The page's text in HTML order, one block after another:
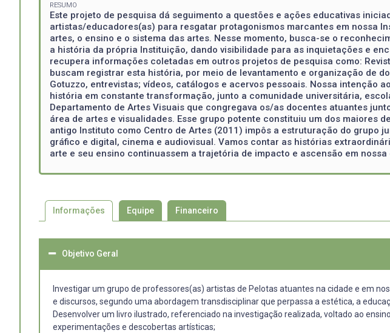
RESUMO
Este projeto de pesquisa dá seguimento a questões e ações educativas
artistas/educadores(as) para resgatar protagonismos marcantes em nossa
artes, o ensino e o sistema das artes. Nesse momento, busca-se o
a história da própria Instituição, dando visibilidade para as inquietações e
recupera informações coletadas em outros projetos de pesquisa como:
buscam registrar esta história, por meio de levantamento e organização de
Gotuzzo, entrevistas; vídeos, catálogos e acervos pessoais. Nossa intenção
história em constante transformação, junto a comunidade universitária,
Departamento de Artes Visuais que congregava os/as docentes atuantes
área de artes e visualidades. Esse grupo potente constituiu um dos maiores
antigo Instituto como Centro de Artes (2011) impôs a estruturação do
gráfico e digital, cinema e audiovisual. Vamos contar as histórias
arte e seu ensino continuassem a trajetória de impacto e ascensão em
Informações Equipe Financeiro
Objetivo Geral
Investigar um grupo de professores(as) artistas de Pelotas atuantes na cidade e em
e discursos, segundo uma abordagem transdisciplinar que perpassa a estética, a
Desenvolver um livro ilustrado, referenciado na investigação realizada, voltado ao
experimentações e descobertas artísticas;